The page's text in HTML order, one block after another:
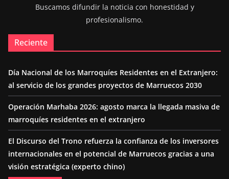
Buscamos difundir la noticia con honestidad y
profesionalismo.
Reciente
Día Nacional de los Marroquíes Residentes en el Extranjero:
al servicio de los grandes proyectos de Marruecos 2030
Operación Marhaba 2026: agosto marca la llegada masiva de
marroquíes residentes en el extranjero
El Discurso del Trono refuerza la confianza de los inversores
internacionales en el potencial de Marruecos gracias a una
visión estratégica (experto chino)